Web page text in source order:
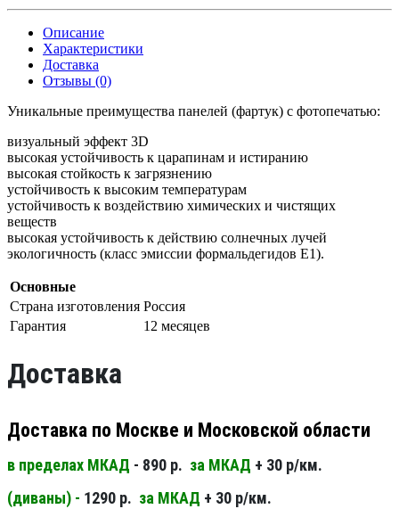
Описание
Характеристики
Доставка
Отзывы (0)
Уникальные преимущества панелей (фартук) с фотопечатью:
визуальный эффект 3D
высокая устойчивость к царапинам и истиранию
высокая стойкость к загрязнению
устойчивость к высоким температурам
устойчивость к воздействию химических и чистящих
веществ
высокая устойчивость к действию солнечных лучей
экологичность (класс эмиссии формальдегидов Е1).
Основные
Страна изготовления Россия
Гарантия
12 месяцев
Доставка
Доставка по Москве и Московской области
в пределах МКАД - 890 р. за МКАД + 30 р/км.
(диваны) - 1290 р. за МКАД + 30 р/км.